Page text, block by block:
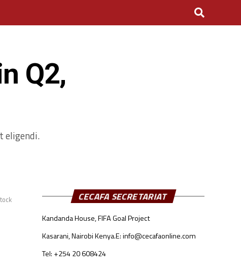
Q2,
eligendi.
CECAFA SECRETARIAT
Kandanda House, FIFA Goal Project
Kasarani, Nairobi Kenya.E: info@cecafaonline.com
Tel: +254 20 608424